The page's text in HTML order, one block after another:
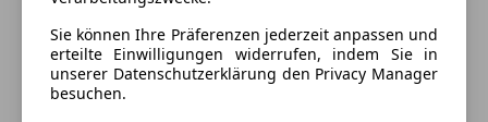
ABS
Airbag hinten
Beifahrerairbag
ESP
3. Bremsleuchte
Airbag Beifahrerseite abschaltbar
Airbag Fahrer-/Beifahrerseite
Sie können Ihre Präferenzen jederzeit anpassen und
erteilte Einwilligungen widerrufen, indem Sie in
unserer Datenschutzerklärung den Privacy Manager
besuchen.